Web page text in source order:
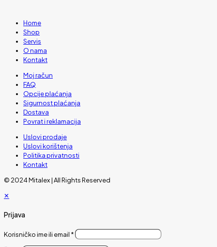
Home
Shop
Servis
O nama
Kontakt
Moj račun
FAQ
Opcije plaćanja
Sigurnost plaćanja
Dostava
Povrat i reklamacija
Uslovi prodaje
Uslovi korištenja
Politika privatnosti
Kontakt
© 2024 Mitalex | All Rights Reserved
✕
Prijava
Korisničko ime ili email *